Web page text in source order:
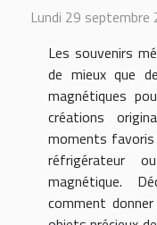
Lundi 29
Les souvenirs
de mieux que
magnétiques
créations
moments favoris
réfrigérateur
magnétique.
comment